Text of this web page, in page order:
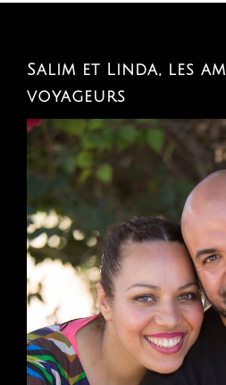
Salim et Linda, les
voyageurs